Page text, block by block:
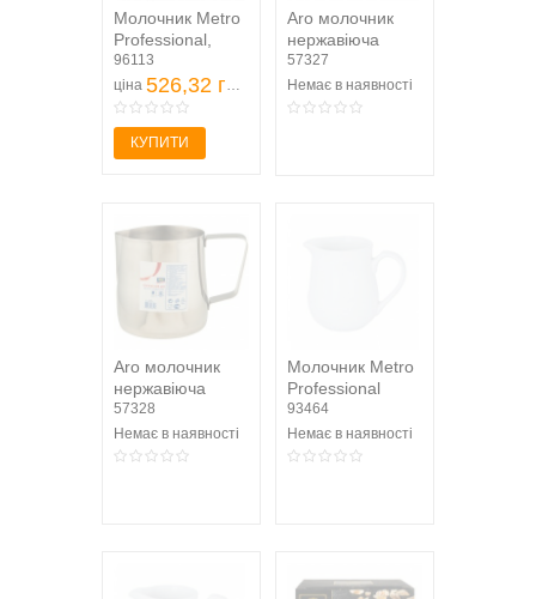
Молочник Metro
Professional,
600мл
96113
ціна 526,32 грн
КУПИТИ
Aro молочник
нержавіюча
сталь 355мл
57327
Немає в наявності
Aro молочник
нержавіюча
сталь 525мл
57328
Немає в наявності
Молочник Metro
Professional
Akami 150мл
93464
Немає в наявності